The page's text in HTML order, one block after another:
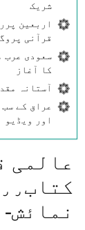
شریک
اربعین
قرآنی
سعودی عرب
کا آغاز
آستانہ
عراق کے
اور ویڈیو
عالمی
نماﺋش-